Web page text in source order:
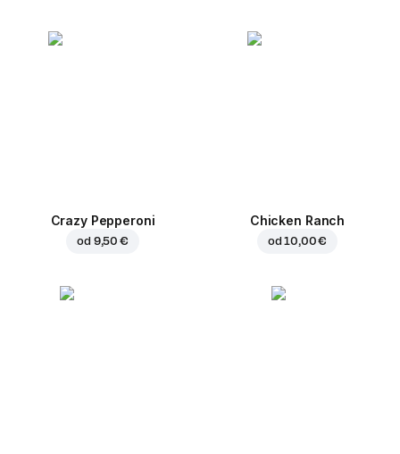
Crazy Pepperoni
od 9,50 €
Chicken Ranch
od10,00 €